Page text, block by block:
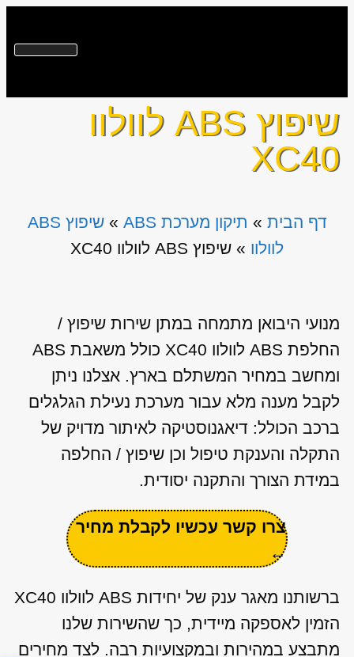
שיפוץ ABS לוולוו
XC40
דף הבית» תיקון מערכת ABS »
שיפוץ ABS
לוולוו» שיפוץ ABS לוולוו XC40
מנועי היבואן מתמחה במתן שירות שיפוץ /
החלפת ABS לוולוו XC40 כולל משאבת ABS
ומחשב במחיר המשתלם בארץ. אצלנו ניתן
לקבל מענה מלא עבור מערכת נעילת הגלגלים
ברכב הכולל: דיאגנוסטיקה לאיתור מדויק של
התקלה והענקת טיפול וכן שיפוץ / החלפה
במידת הצורך והתקנה יסודית.
צרו קשר עכשיו לקבלת מחיר
←
ברשותנו מאגר ענק של יחידות ABS לוולוו XC40
הזמין לאספקה מיידית, כך שהשירות שלנו
מתבצע במהירות ובמקצועיות רבה. לצד מחירים